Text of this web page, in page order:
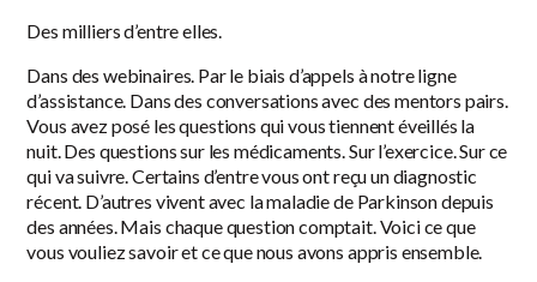
Des milliers d’entre elles.
Dans des webinaires. Par le biais d’appels à notre ligne
d’assistance. Dans des conversations avec des mentors pairs.
Vous avez posé les questions qui vous tiennent éveillés la
nuit. Des questions sur les médicaments. Sur l’exercice. Sur ce
qui va suivre. Certains d’entre vous ont reçu un diagnostic
récent. D’autres vivent avec la maladie de Parkinson depuis
des années. Mais chaque question comptait. Voici ce que
vous vouliez savoir et ce que nous avons appris ensemble.